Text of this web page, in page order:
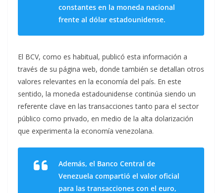
constantes en la moneda nacional
frente al dólar estadounidense.
El BCV, como es habitual, publicó esta información a
través de su página web, donde también se detallan otros
valores relevantes en la economía del país. En este
sentido, la moneda estadounidense continúa siendo un
referente clave en las transacciones tanto para el sector
público como privado, en medio de la alta dolarización
que experimenta la economía venezolana.
Además, el Banco Central de
Venezuela compartió el valor oficial
para las transacciones con el euro,